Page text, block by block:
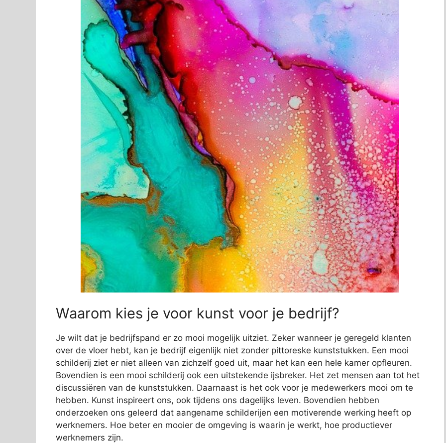
Waarom kies je voor kunst voor je bedrijf?
Je wilt dat je bedrijfspand er zo mooi mogelijk uitziet. Zeker wanneer je geregeld klanten
over de vloer hebt, kan je bedrijf eigenlijk niet zonder pittoreske kunststukken. Een mooi
schilderij ziet er niet alleen van zichzelf goed uit, maar het kan een hele kamer opfleuren.
Bovendien is een mooi schilderij ook een uitstekende ijsbreker. Het zet mensen aan tot het
discussiëren van de kunststukken. Daarnaast is het ook voor je medewerkers mooi om te
hebben. Kunst inspireert ons, ook tijdens ons dagelijks leven. Bovendien hebben
onderzoeken ons geleerd dat aangename schilderijen een motiverende werking heeft op
werknemers. Hoe beter en mooier de omgeving is waarin je werkt, hoe productiever
werknemers zijn.